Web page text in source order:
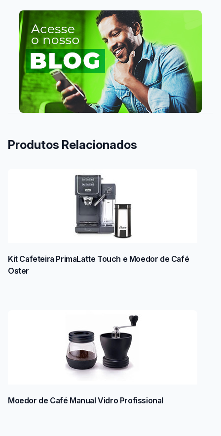
Produtos Relacionados
Kit Cafeteira PrimaLatte Touch e Moedor de Café
Oster
Moedor de Café Manual Vidro Profissional